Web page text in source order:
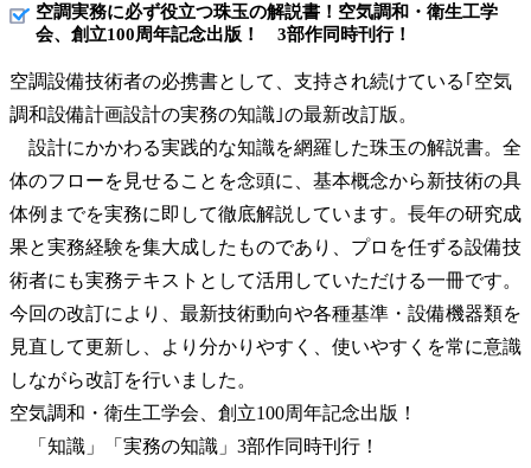
空調実務に必ず役立つ珠玉の解説書！空気調和・衛生工学
会、創立100周年記念出版！ 3部作同時刊行！
空調設備技術者の必携書として、支持され続けている｢空気
調和設備計画設計の実務の知識｣の最新改訂版。
設計にかかわる実践的な知識を網羅した珠玉の解説書。全
体のフローを見せることを念頭に、基本概念から新技術の具
体例までを実務に即して徹底解説しています。長年の研究成
果と実務経験を集大成したものであり、プロを任ずる設備技
術者にも実務テキストとして活用していただける一冊です。
今回の改訂により、最新技術動向や各種基準・設備機器類を
見直して更新し、より分かりやすく、使いやすくを常に意識
しながら改訂を行いました。
空気調和・衛生工学会、創立100周年記念出版！
「知識」「実務の知識」3部作同時刊行！